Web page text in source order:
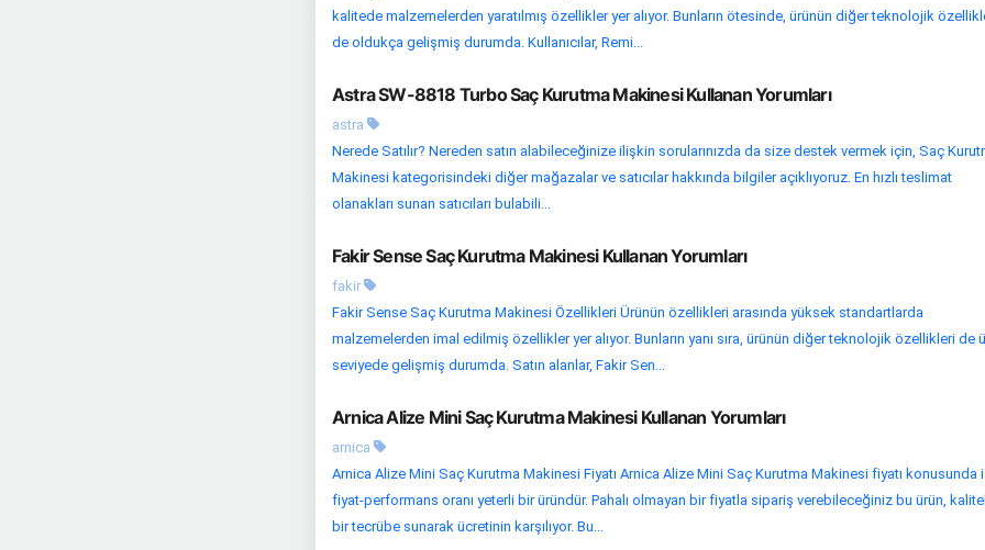
kalitede malzemelerden yaratılmış özellikler yer alıyor. Bunların ötesinde, ürünün diğer teknolojik
de oldukça gelişmiş durumda. Kullanıcılar, Remi...
Astra SW-8818 Turbo Saç Kurutma Makinesi Kullanan Yorumları
astra
Nerede Satılır? Nereden satın alabileceğinize ilişkin sorularınızda da size destek vermek için, Saç
Makinesi kategorisindeki diğer mağazalar ve satıcılar hakkında bilgiler açıklıyoruz. En hızlı teslimat
olanakları sunan satıcıları bulabili...
Fakir Sense Saç Kurutma Makinesi Kullanan Yorumları
fakir
Fakir Sense Saç Kurutma Makinesi Özellikleri Ürünün özellikleri arasında yüksek standartlarda
malzemelerden imal edilmiş özellikler yer alıyor. Bunların yanı sıra, ürünün diğer teknolojik özellikleri de
seviyede gelişmiş durumda. Satın alanlar, Fakir Sen...
Arnica Alize Mini Saç Kurutma Makinesi Kullanan Yorumları
arnica
Arnica Alize Mini Saç Kurutma Makinesi Fiyatı Arnica Alize Mini Saç Kurutma Makinesi fiyatı konusunda
fiyat-performans oranı yeterli bir üründür. Pahalı olmayan bir fiyatla sipariş verebileceğiniz bu ürün,
bir tecrübe sunarak ücretinin karşılıyor. Bu...